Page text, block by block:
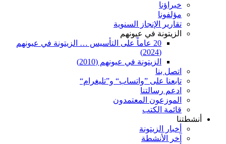
خبراؤنا
مؤلفونا
تقارير الإنجاز السنوية
الزيتونة في عيونهم
20 عاماً على التأسيس … الزيتونة في عيونهم
(2024)
الزيتونة في عيونهم (2010)
اتصل بنا
تابعنا على ”واتساب“ و”تليغرام“
ادعم رسالتنا
الموزعون المعتمدون
قائمة الكتب
أنشطتنا
أخبار الزيتونة
آخر الأنشطة